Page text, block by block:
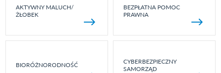
AKTYWNY MALUCH/
ŻŁOBEK
BEZPŁATNA POMOC
PRAWNA
BIORÓŻNORODNOŚĆ
CYBERBEZPIECZNY
SAMORZĄD